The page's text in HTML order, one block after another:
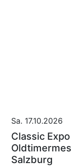
Sa. 17.10.2026
Classic
Salzburg